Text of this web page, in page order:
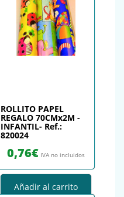
ROLLITO PAPEL
REGALO 70CMx2M -
INFANTIL- Ref.:
820024
0,76€ IVA no incluidos
Añadir al carrito